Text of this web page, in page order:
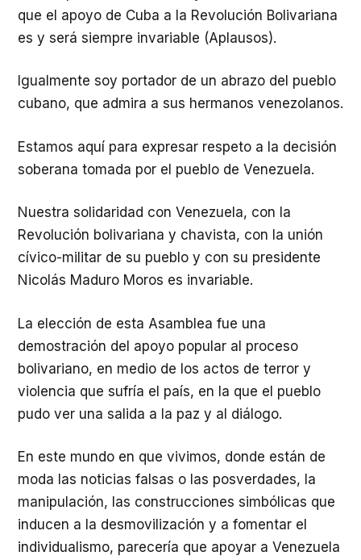
que el apoyo de Cuba a la Revolución Bolivariana
es y será siempre invariable (Aplausos).
Igualmente soy portador de un abrazo del pueblo
cubano, que admira a sus hermanos venezolanos.
Estamos aquí para expresar respeto a la decisión
soberana tomada por el pueblo de Venezuela.
Nuestra solidaridad con Venezuela, con la
Revolución bolivariana y chavista, con la unión
cívico-militar de su pueblo y con su presidente
Nicolás Maduro Moros es invariable.
La elección de esta Asamblea fue una
demostración del apoyo popular al proceso
bolivariano, en medio de los actos de terror y
violencia que sufría el país, en la que el pueblo
pudo ver una salida a la paz y al diálogo.
En este mundo en que vivimos, donde están de
moda las noticias falsas o las posverdades, la
manipulación, las construcciones simbólicas que
inducen a la desmovilización y a fomentar el
individualismo, parecería que apoyar a Venezuela